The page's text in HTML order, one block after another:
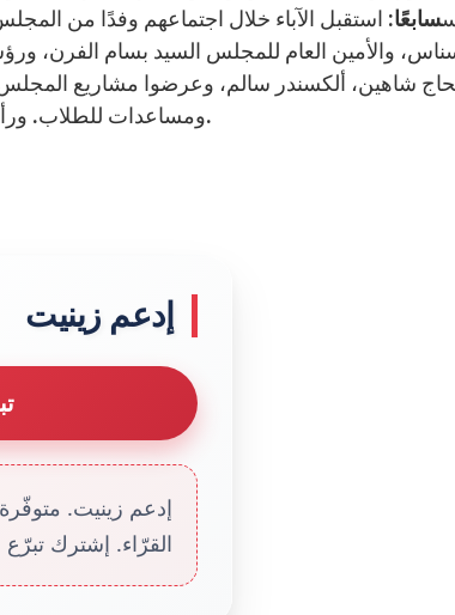
سابعًا: استقبل الآباء خلال اجتماعهم وفدًا من
والأمين العام للمجلس السيد بسام الفرن،
شاهين، ألكسندر سالم، وعرضوا مشاريع
ومساعدات للطلاب. ورأوا إيجابية كبيرة في التفاعل الديني والمدني في كافة القطاعات.
إدعم زينيت
إدعم زينيت.
القرّاء. إشترك تبرّع